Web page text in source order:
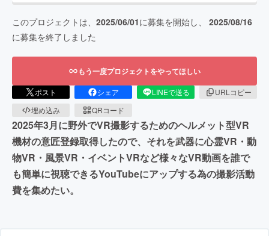
このプロジェクトは、 2025/06/01に募集を開始し、 2025/08/16
に募集を終了しました
もう一度プロジェクトをやってほしい
ポスト シェア LINEで送る
URLコピー
埋め込み
QRコード
2025年3月に野外でVR撮影するためのヘルメット型VR
機材の意匠登録取得したので、それを武器に心霊VR・動
物VR・風景VR・イベントVRなど様々なVR動画を誰で
も簡単に視聴できるYouTubeにアップする為の撮影活動
費を集めたい。